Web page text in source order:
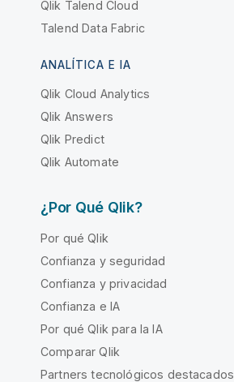
Qlik Talend Cloud
Talend Data Fabric
ANALÍTICA E IA
Qlik Cloud Analytics
Qlik Answers
Qlik Predict
Qlik Automate
¿Por Qué Qlik?
Por qué Qlik
Confianza y seguridad
Confianza y privacidad
Confianza e IA
Por qué Qlik para la IA
Comparar Qlik
Partners tecnológicos destacados